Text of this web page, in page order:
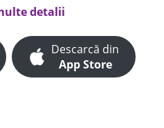
detalii
Descarcă din
App Store